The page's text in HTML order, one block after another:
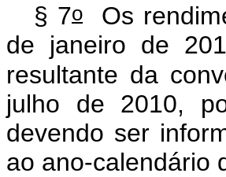
§ 7oOs
de janeiro de
resultante da
julho de 2010,
devendo ser
ao ano-calendário